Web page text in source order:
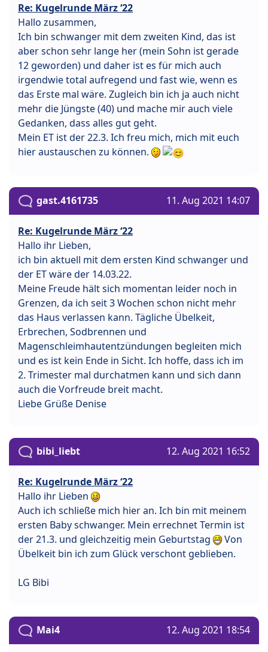
Re: Kugelrunde März ‘22
Hallo zusammen,
Ich bin schwanger mit dem zweiten Kind, das ist
aber schon sehr lange her (mein Sohn ist gerade
12 geworden) und daher ist es für mich auch
irgendwie total aufregend und fast wie, wenn es
das Erste mal wäre. Zugleich bin ich ja auch nicht
mehr die Jüngste (40) und mache mir auch viele
Gedanken, dass alles gut geht.
Mein ET ist der 22.3. Ich freu mich, mich mit euch
hier austauschen zu können.
gast.4161735 11. Aug 2021 14:07
Re: Kugelrunde März ‘22
Hallo ihr Lieben,
ich bin aktuell mit dem ersten Kind schwanger und
der ET wäre der 14.03.22.
Meine Freude hält sich momentan leider noch in
Grenzen, da ich seit 3 Wochen schon nicht mehr
das Haus verlassen kann. Tägliche Übelkeit,
Erbrechen, Sodbrennen und
Magenschleimhautentzündungen begleiten mich
und es ist kein Ende in Sicht. Ich hoffe, dass ich im
2. Trimester mal durchatmen kann und sich dann
auch die Vorfreude breit macht.
Liebe Grüße Denise
bibi_liebt 12. Aug 2021 16:52
Re: Kugelrunde März ‘22
Hallo ihr Lieben
Auch ich schließe mich hier an. Ich bin mit meinem
ersten Baby schwanger. Mein errechnet Termin ist
der 21.3. und gleichzeitig mein Geburtstag
Von
Übelkeit bin ich zum Glück verschont geblieben.
LG Bibi
Mai4 12. Aug 2021 18:54